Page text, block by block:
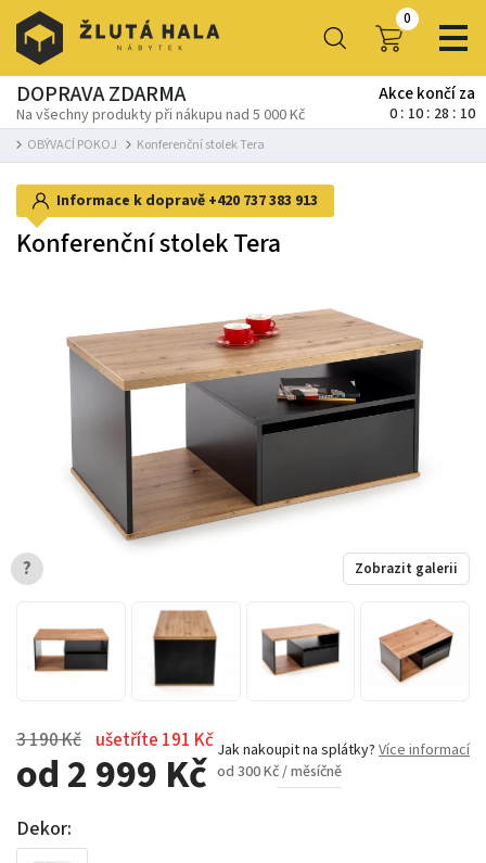
0
DOPRAVA ZDARMA
Na všechny produkty při nákupu nad 5 000 Kč
Akce končí za
0 10 28 10
OBÝVACÍ POKOJ Konferenční stolek Tera
3 190 Kč ušetříte 191 Kč
od 2 999 Kč Jak nakoupit na splátky? Více informací
od 300 Kč / měsíčně
Dekor:
Informace k dopravě +420 737 383 913
Konferenční stolek Tera
Zobrazit galerii
?